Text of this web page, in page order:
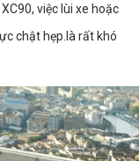
việc lùi xe hoặc
chật hẹp.là rất khó